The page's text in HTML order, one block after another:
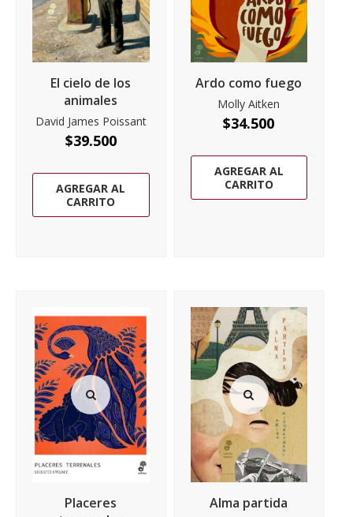
El cielo de los
animales
David James Poissant
$39.500
AGREGAR AL
CARRITO
Ardo como fuego
Molly Aitken
$34.500
AGREGAR AL
CARRITO
Placeres
Alma partida